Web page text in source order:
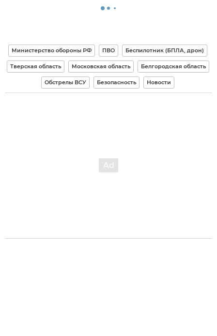
Министерство обороны РФ ПВО Беспилотник (БПЛА, дрон)
Тверская область Московская область Белгородская область
Обстрелы ВСУ Безопасность Новости